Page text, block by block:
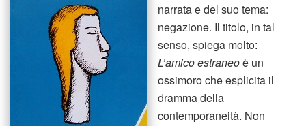
narrata e del suo tema:
negazione. Il titolo, in tal
senso, spiega molto:
L’amico estraneoè un
ossimoro che esplicita il
dramma della
contemporaneità. Non